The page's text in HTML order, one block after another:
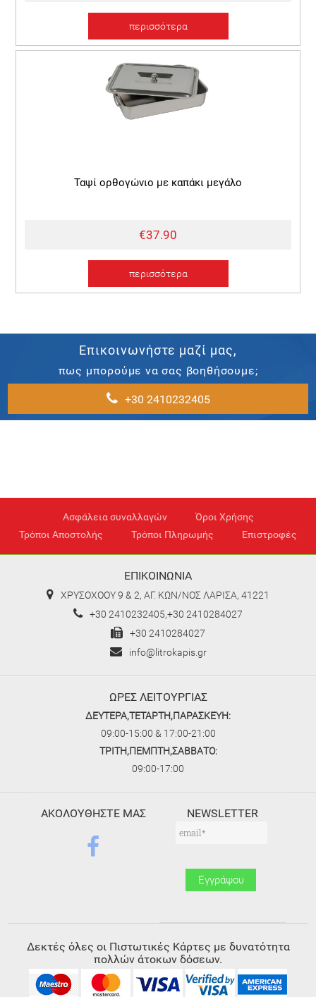
περισσότερα
Ταψί ορθογώνιο με καπάκι μεγάλο
€37.90
περισσότερα
Επικοινωνήστε μαζί μας,
πως μπορούμε να σας βοηθήσουμε;
+30 2410232405
Ασφάλεια συναλλαγών
Όροι Χρήσης
Τρόποι Αποστολής
Τρόποι Πληρωμής Επιστροφές
ΕΠΙΚΟΙΝΩΝΙΑ
ΧΡΥΣΟΧΟΟΥ 9 & 2, ΑΓ. ΚΩΝ/ΝΟΣ ΛΑΡΙΣΑ, 41221
+30 2410232405,+30 2410284027
+30 2410284027
info@litrokapis.gr
ΩΡΕΣ ΛΕΙΤΟΥΡΓΙΑΣ
ΔΕΥΤΕΡΑ,ΤΕΤΑΡΤΗ,ΠΑΡΑΣΚΕΥΗ:
09:00-15:00 & 17:00-21:00
ΤΡΙΤΗ,ΠΕΜΠΤΗ,ΣΑΒΒΑΤΟ:
09:00-17:00
ΑΚΟΛΟΥΘΗΣΤΕ ΜΑΣ NEWSLETTER
Δεκτές όλες οι Πιστωτικές Κάρτες με δυνατότητα
πολλών άτοκων δόσεων.